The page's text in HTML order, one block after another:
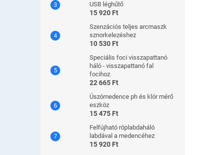
USB léghűtő
15 920 Ft
Szenzációs teljes arcmaszk
sznorkelezéshez
10 530 Ft
Speciális foci visszapattanó
háló - visszapattanó fal
focihoz
22 665 Ft
Úszómedence ph és klór mérő
eszköz
15 475 Ft
Felfújható röplabdaháló
labdával a medencéhez
15 920 Ft